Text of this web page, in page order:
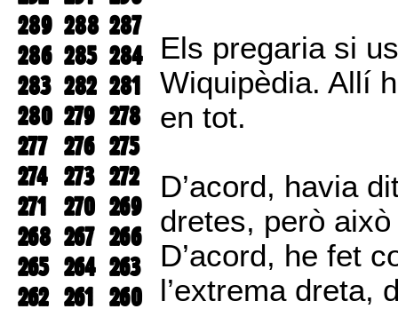
289 288 287
286 285 284
283 282 281
280 279 278
277 276 275
274 273 272
271 270 269
268 267 266
265 264 263
262 261 260
Els pregaria si
Wiquipèdia. Allí
en tot.
D’acord, havia
dretes, però
D’acord, he fet
l’extrema dreta,